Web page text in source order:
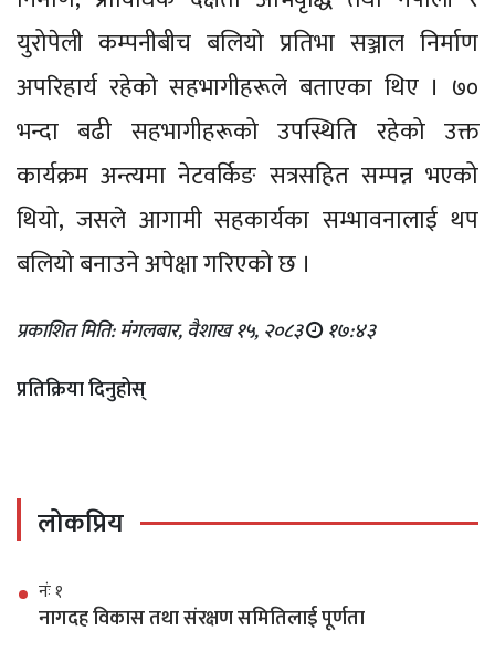
युरोपेली कम्पनीबीच बलियो प्रतिभा सञ्जाल निर्माण
अपरिहार्य रहेको सहभागीहरूले बताएका थिए । ७०
भन्दा बढी सहभागीहरूको उपस्थिति रहेको उक्त
कार्यक्रम अन्त्यमा नेटवर्किङ सत्रसहित सम्पन्न भएको
थियो, जसले आगामी सहकार्यका सम्भावनालाई थप
बलियो बनाउने अपेक्षा गरिएको छ ।
प्रकाशित मिति: मंगलबार, वैशाख १५, २०८३ १७:४३
प्रतिक्रिया दिनुहोस्
लोकप्रिय
नंः १
नागदह विकास तथा संरक्षण समितिलाई पूर्णता